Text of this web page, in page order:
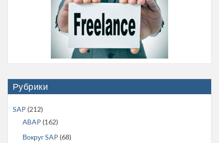
Рубрики
SAP (212)
ABAP (162)
Вокруг SAP (68)